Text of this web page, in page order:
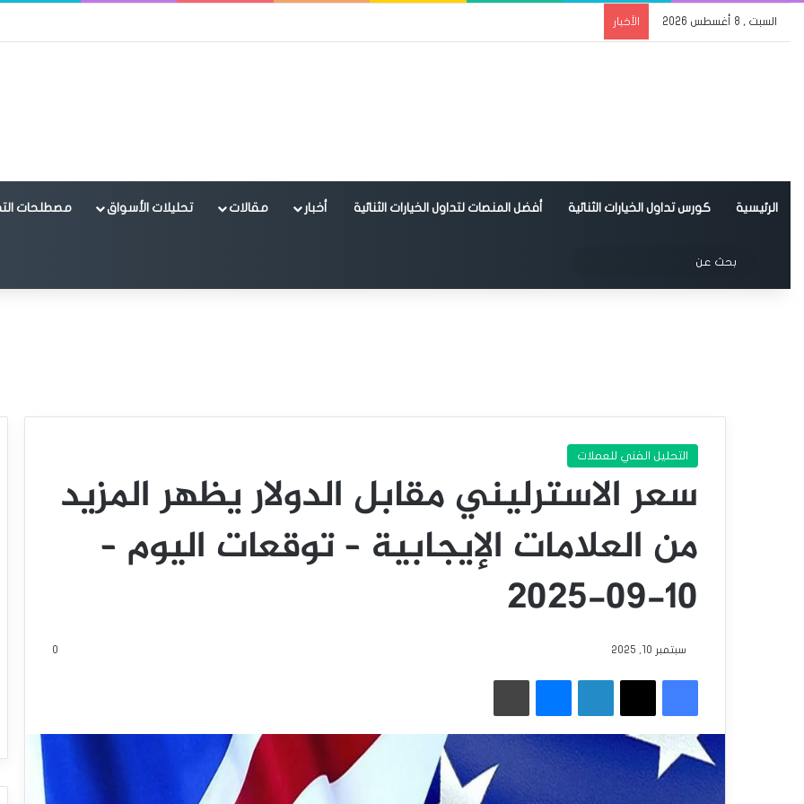
السبت , 8 أغسطس 2026 الأخبار
الرئيسية كورس تداول الخيارات الثنائية أفضل المنصات لتداول الخيارات الثنائية أخبار مقالات تحليلات الأسواق مصطلحات
الوضع المظلم
عن
التحليل الفني للعملات
سعر الاسترليني مقابل الدولار يظهر المزيد
من العلامات الإيجابية – توقعات اليوم –
10-09-2025
سبتمبر 10, 2025 0
فيسبوك
‫X لينكدإن ماسنجر طباعة